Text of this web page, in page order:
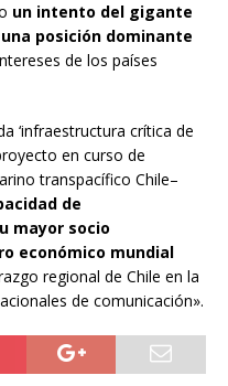
un intento del gigante
posición dominante
de los países
‘infraestructura crítica de
en curso de
transpacífico Chile–
de
mayor socio
económico mundial
regional de Chile en la
de comunicación».